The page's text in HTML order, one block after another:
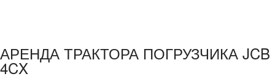
АРЕНДА ТРАКТОРА ПОГРУЗЧИКА JCB
4CX